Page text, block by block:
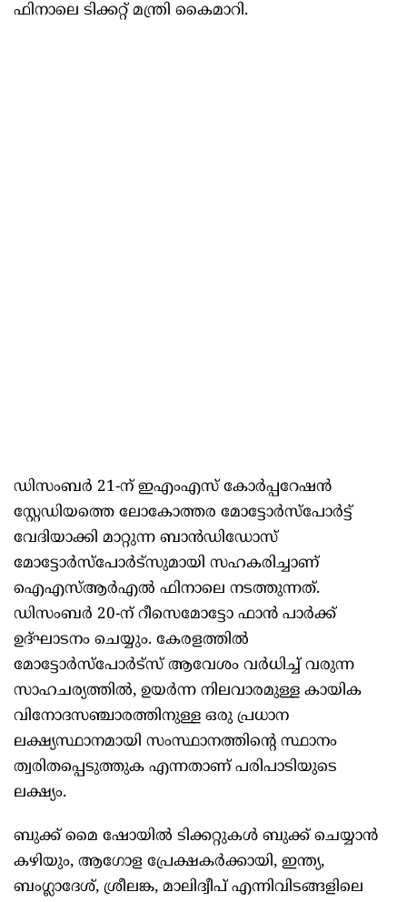
ഫിനാലെ ടിക്കറ്റ് മന്ത്രി കൈമാറി.
ഡിസംബര്‍ 21-ന് ഇഎംഎസ് കോര്‍പ്പറേഷന്‍
സ്റ്റേഡിയത്തെ ലോകോത്തര മോട്ടോര്‍സ്‌പോര്‍ട്ട്
വേദിയാക്കി മാറ്റുന്ന ബാന്‍ഡിഡോസ്
മോട്ടോര്‍സ്‌പോര്‍ട്‌സുമായി സഹകരിച്ചാണ്
ഐഎസ്ആര്‍എല്‍ ഫിനാലെ നടത്തുന്നത്.
ഡിസംബര്‍ 20-ന് റീസെമോട്ടോ ഫാന്‍ പാര്‍ക്ക്
ഉദ്ഘാടനം ചെയ്യും. കേരളത്തില്‍
മോട്ടോര്‍സ്‌പോര്‍ട്‌സ് ആവേശം വര്‍ധിച്ച് വരുന്ന
സാഹചര്യത്തില്‍, ഉയര്‍ന്ന നിലവാരമുള്ള കായിക
വിനോദസഞ്ചാരത്തിനുള്ള ഒരു പ്രധാന
ലക്ഷ്യസ്ഥാനമായി സംസ്ഥാനത്തിന്റെ സ്ഥാനം
ത്വരിതപ്പെടുത്തുക എന്നതാണ് പരിപാടിയുടെ
ലക്ഷ്യം.
ബുക്ക് മൈ ഷോയിൽ ടിക്കറ്റുകള്‍ ബുക്ക് ചെയ്യാന്‍
കഴിയും, ആഗോള പ്രേക്ഷകര്‍ക്കായി, ഇന്ത്യ,
ബംഗ്ലാദേശ്, ശ്രീലങ്ക, മാലിദ്വീപ് എന്നിവിടങ്ങളിലെ